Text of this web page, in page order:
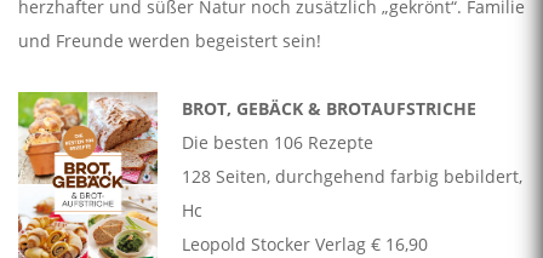
herzhafter und süßer Natur noch zusätzlich „gekrönt“. Familie
und Freunde werden begeistert sein!
BROT, GEBÄCK & BROTAUFSTRICHE
Die besten 106 Rezepte
128 Seiten, durchgehend farbig bebildert,
Hc
Leopold Stocker Verlag € 16,90